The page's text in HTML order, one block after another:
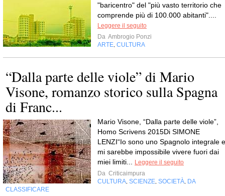
"baricentro" del "più vasto territorio che
comprende più di 100.000 abitanti"....
Leggere il seguito
Da Ambrogio Ponzi
ARTE, CULTURA
“Dalla parte delle viole” di Mario
Visone, romanzo storico sulla Spagna
di Franc...
Mario Visone, “Dalla parte delle viole”,
Homo Scrivens 2015Di SIMONE
LENZI“Io sono uno Spagnolo integrale e
mi sarebbe impossibile vivere fuori dai
miei limiti... Leggere il seguito
Da Criticaimpura
CULTURA, SCIENZE, SOCIETÀ, DA
CLASSIFICARE